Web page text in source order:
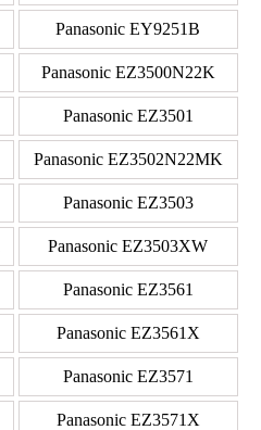
Panasonic EY9251B
Panasonic EZ3500N22K
Panasonic EZ3501
Panasonic EZ3502N22MK
Panasonic EZ3503
Panasonic EZ3503XW
Panasonic EZ3561
Panasonic EZ3561X
Panasonic EZ3571
Panasonic EZ3571X